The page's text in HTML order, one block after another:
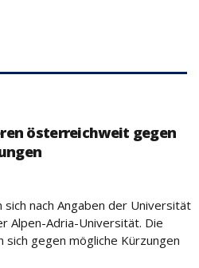
österreichweit gegen
nach Angaben der Universität
Alpen-Adria-Universität. Die
gegen mögliche Kürzungen